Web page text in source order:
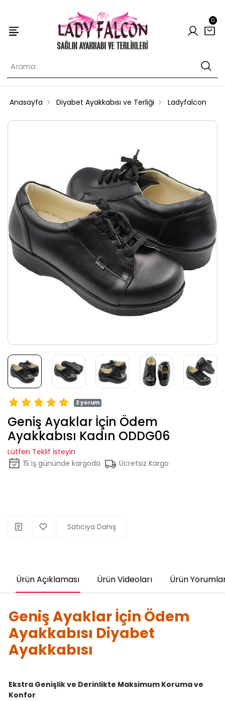
0
Anasayfa Diyabet Ayakkabısı ve Terliği Ladyfalcon
2 yorum
Geniş Ayaklar İçin Ödem
Ayakkabısı Kadın ODDG06
Lütfen Teklif İsteyin
15 iş gününde kargoda Ücretsiz Kargo
Satıcıya Danış
Ürün Açıklaması Ürün Videoları Ürün
Geniş Ayaklar İçin Ödem
Ayakkabısı Diyabet
Ayakkabısı
Ekstra Genişlik ve Derinlikte Maksimum Koruma ve
Konfor